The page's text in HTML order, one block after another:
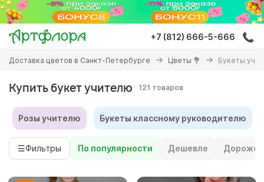
Перейти
основному
содержанию
+7 (812) 666-5-666
Вы
здесь
Доставка цветов в Санкт-Петербурге Цветы 💐 Букеты
Купить букет учителю 121 товаров
Розы учителю Букеты классному руководителю
☰Фильтры По популярности Дешевле Дороже